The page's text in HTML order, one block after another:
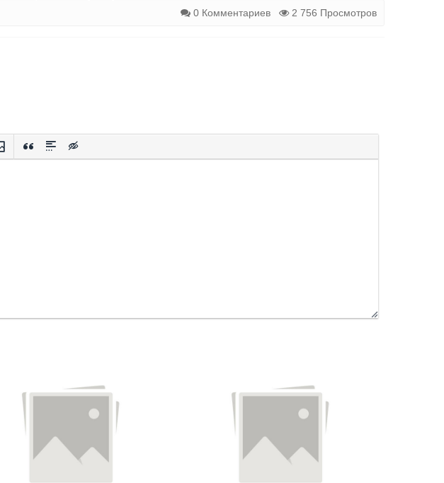
0 Комментариев 2 756 Просмотров